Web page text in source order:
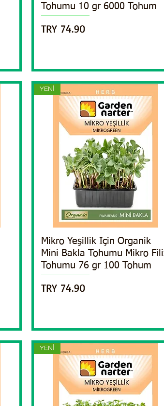
Tohumu 10 gr 6000 Tohum
Price
TRY 74.90
Quick View
YENİ
Mikro Yeşillik Için Organik
Mini Bakla Tohumu Mikro
Tohumu 76 gr 100 Tohum
Price
TRY 74.90
YENİ